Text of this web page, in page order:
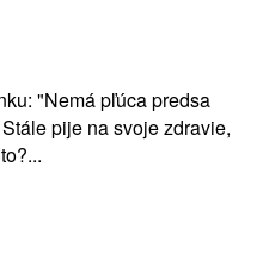
"Nemá pľúca predsa
pije na svoje zdravie,